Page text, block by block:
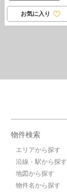
お気に入り
物件検索
エリアから探す
沿線・駅から探す
地図から探す
物件名から探す